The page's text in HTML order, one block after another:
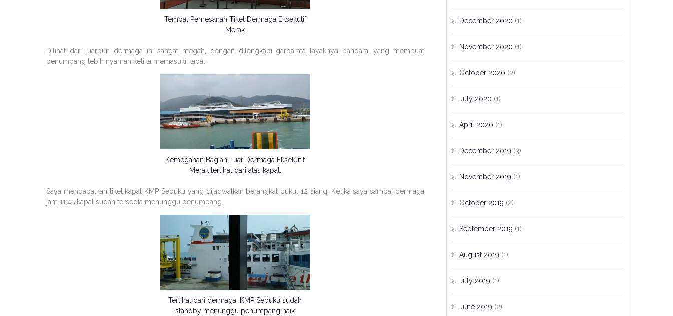
Tempat Pemesanan Tiket Dermaga Eksekutif
Merak
Dilihat dari luarpun dermaga ini sangat megah, dengan dilengkapi garbarata layaknya bandara, yang membuat
penumpang lebih nyaman ketika memasuki kapal.
Kemegahan Bagian Luar Dermaga Eksekutif
Merak terlihat dari atas kapal.
Saya mendapatkan tiket kapal KMP Sebuku yang dijadwalkan berangkat pukul 12 siang. Ketika saya sampai dermaga
jam 11:45 kapal sudah tersedia menunggu penumpang.
Terlihat dari dermaga, KMP Sebuku sudah
standby menunggu penumpang naik
December 2020 (1)
November 2020 (1)
October 2020 (2)
July 2020 (1)
April 2020 (1)
December 2019 (3)
November 2019 (1)
October 2019 (2)
September 2019 (1)
August 2019 (1)
July 2019 (1)
June 2019 (2)